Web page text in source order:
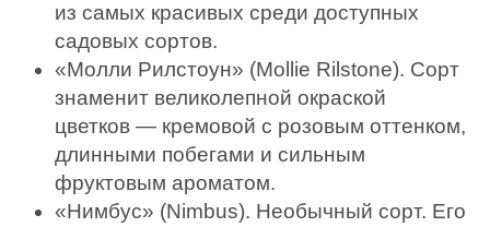
из самых красивых среди доступных
садовых сортов.
«Молли Рилстоун» (Mollie Rilstone). Сорт
знаменит великолепной окраской
цветков — кремовой с розовым оттенком,
длинными побегами и сильным
фруктовым ароматом.
«Нимбус» (Nimbus). Необычный сорт. Его